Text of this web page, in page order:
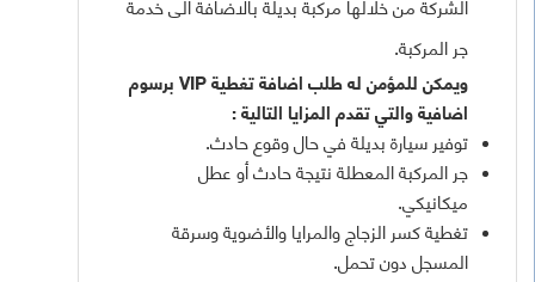
جر المركبة.
ويمكن للمؤمن له طلب اضافة تغطية VIP برسوم
اضافية والتي تقدم المزايا التالية :
توفير سيارة بديلة في حال وقوع حادث.
جر المركبة المعطلة نتيجة حادث أو عطل
ميكانيكي.
تغطية كسر الزجاج والمرايا والأضوية وسرقة
المسجل دون تحمل.